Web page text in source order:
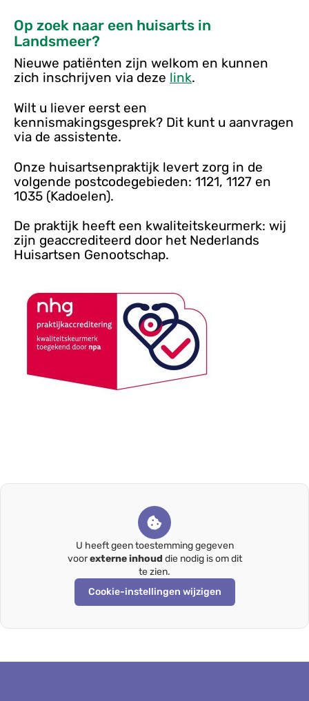
Op zoek naar een huisarts in
Landsmeer?
Nieuwe patiënten zijn welkom en kunnen
zich inschrijven via deze link.
Wilt u liever eerst een
kennismakingsgesprek? Dit kunt u aanvragen
via de assistente.
Onze huisartsenpraktijk levert zorg in de
volgende postcodegebieden: 1121, 1127 en
1035 (Kadoelen).
De praktijk heeft een kwaliteitskeurmerk: wij
zijn geaccrediteerd door het Nederlands
Huisartsen Genootschap.
U heeft geen toestemming gegeven
voorexterne inhoud die nodig is om dit
te zien.
Cookie-instellingen wijzigen